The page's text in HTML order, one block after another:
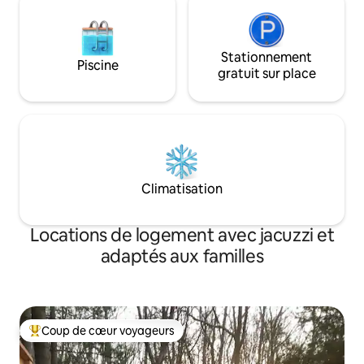
Piscine
Stationnement
gratuit sur place
Climatisation
Locations de logement avec jacuzzi et
adaptés aux familles
Coups de cœur voyageurs les plus appréciés
Coup de cœur voyageurs